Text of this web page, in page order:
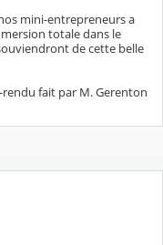
mini-entrepreneursa
totale dans le
de cette belle
fait par M. Gerenton